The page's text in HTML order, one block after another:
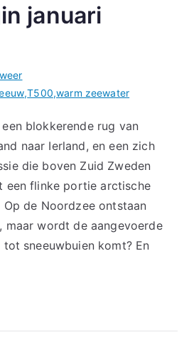
januari
,T500,warm zeewater
blokkerende rug van
naar Ierland, en een zich
die boven Zuid Zweden
een flinke portie arctische
de Noordzee ontstaan
maar wordt de aangevoerde
sneeuwbuien komt? En